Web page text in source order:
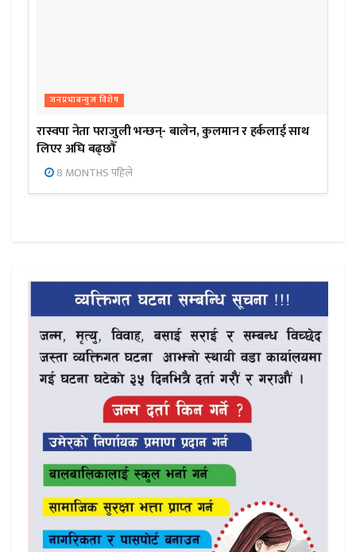
जनप्रभाबन्युज विशेष
रास्वपा नेता पराजुली भन्छन्- बालेन, कुलमान र हर्कलाई साथ
लिएर अघि बढ्छौँ
8 MONTHS पहिले